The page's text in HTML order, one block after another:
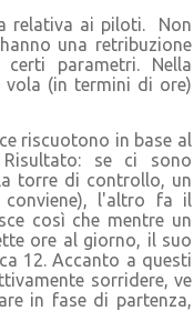
relativa ai piloti. Non
una retribuzione
parametri. Nella
(in termini di ore)
riscuotono in base al
se ci sono
torre di controllo, un
l'altro fa il
così che mentre un
ore al giorno, il suo
12. Accanto a questi
sorridere, ve
in fase di partenza,